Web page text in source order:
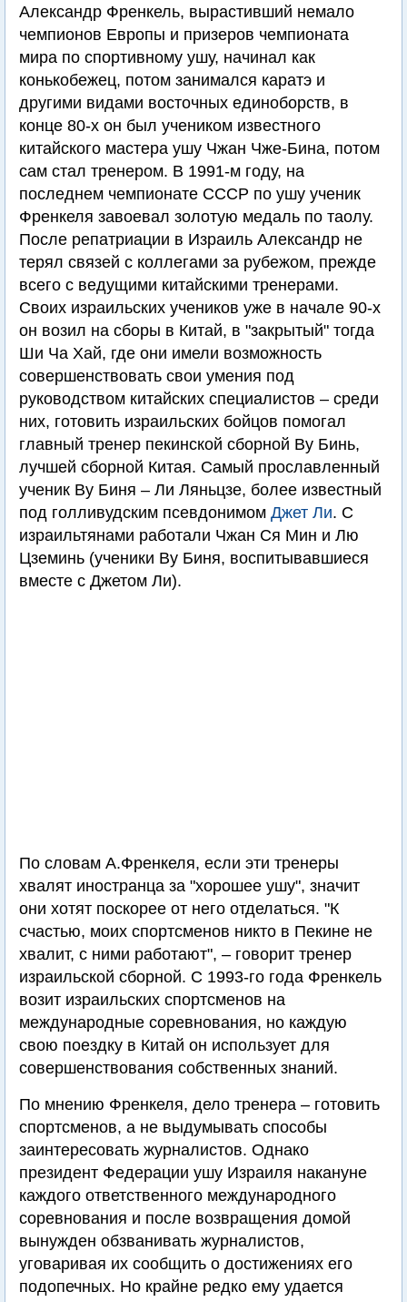
Александр Френкель, вырастивший немало
чемпионов Европы и призеров чемпионата
мира по спортивному ушу, начинал как
конькобежец, потом занимался каратэ и
другими видами восточных единоборств, в
конце 80-х он был учеником известного
китайского мастера ушу Чжан Чже-Бина, потом
сам стал тренером. В 1991-м году, на
последнем чемпионате СССР по ушу ученик
Френкеля завоевал золотую медаль по таолу.
После репатриации в Израиль Александр не
терял связей с коллегами за рубежом, прежде
всего с ведущими китайскими тренерами.
Своих израильских учеников уже в начале 90-х
он возил на сборы в Китай, в "закрытый" тогда
Ши Ча Хай, где они имели возможность
совершенствовать свои умения под
руководством китайских специалистов – среди
них, готовить израильских бойцов помогал
главный тренер пекинской сборной Ву Бинь,
лучшей сборной Китая. Самый прославленный
ученик Ву Биня – Ли Ляньцзе, более известный
под голливудским псевдонимом Джет Ли. С
израильтянами работали Чжан Ся Мин и Лю
Цземинь (ученики Ву Биня, воспитывавшиеся
вместе с Джетом Ли).
По словам А.Френкеля, если эти тренеры
хвалят иностранца за "хорошее ушу", значит
они хотят поскорее от него отделаться. "К
счастью, моих спортсменов никто в Пекине не
хвалит, с ними работают", – говорит тренер
израильской сборной. С 1993-го года Френкель
возит израильских спортсменов на
международные соревнования, но каждую
свою поездку в Китай он использует для
совершенствования собственных знаний.
По мнению Френкеля, дело тренера – готовить
спортсменов, а не выдумывать способы
заинтересовать журналистов. Однако
президент Федерации ушу Израиля накануне
каждого ответственного международного
соревнования и после возвращения домой
вынужден обзванивать журналистов,
уговаривая их сообщить о достижениях его
подопечных. Но крайне редко ему удается